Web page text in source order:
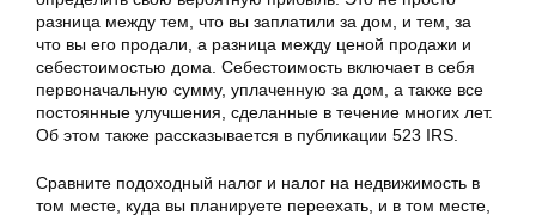
разница между тем, что вы заплатили за дом, и тем, за
что вы его продали, а разница между ценой продажи и
себестоимостью дома. Себестоимость включает в себя
первоначальную сумму, уплаченную за дом, а также все
постоянные улучшения, сделанные в течение многих лет.
Об этом также рассказывается в публикации 523 IRS.
Сравните подоходный налог и налог на недвижимость в
том месте, куда вы планируете переехать, и в том месте,